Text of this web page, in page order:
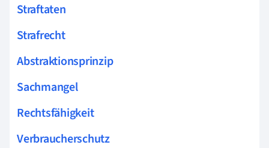
Straftaten
Strafrecht
Abstraktionsprinzip
Sachmangel
Rechtsfähigkeit
Verbraucherschutz